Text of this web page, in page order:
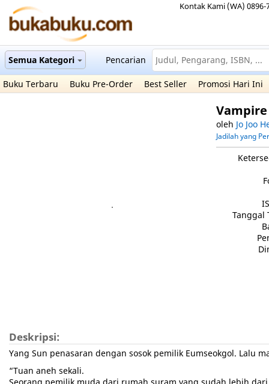
Kontak Kami (WA) 0896-
Semua Kategori Pencarian
Buku Terbaru Buku Pre-Order Best Seller Promosi Hari Ini
oleh Jo Joo
Jadilah yang
Tanggal
Deskripsi:
Yang Sun penasaran dengan sosok pemilik Eumseokgol. Lalu
“Tuan aneh sekali.